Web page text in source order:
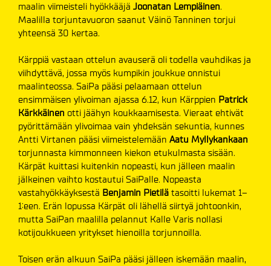
maalin viimeisteli hyökkääjä Joonatan Lempiäinen.
Maalilla torjuntavuoron saanut Väinö Tanninen torjui
yhteensä 30 kertaa.
Kärppiä vastaan ottelun avauserä oli todella vauhdikas ja
viihdyttävä, jossa myös kumpikin joukkue onnistui
maalinteossa. SaiPa pääsi pelaamaan ottelun
ensimmäisen ylivoiman ajassa 6.12, kun Kärppien Patrick
Kärkkäinen otti jäähyn koukkaamisesta. Vieraat ehtivät
pyörittämään ylivoimaa vain yhdeksän sekuntia, kunnes
Antti Virtanen pääsi viimeistelemään Aatu Myllykankaan
torjunnasta kimmonneen kiekon etukulmasta sisään.
Kärpät kuittasi kuitenkin nopeasti, kun jälleen maalin
jälkeinen vaihto kostautui SaiPalle. Nopeasta
vastahyökkäyksestä Benjamin Pietilä tasoitti lukemat 1–
1:een. Erän lopussa Kärpät oli lähellä siirtyä johtoonkin,
mutta SaiPan maalilla pelannut Kalle Varis nollasi
kotijoukkueen yritykset hienoilla torjunnoilla.
Toisen erän alkuun SaiPa pääsi jälleen iskemään maalin,